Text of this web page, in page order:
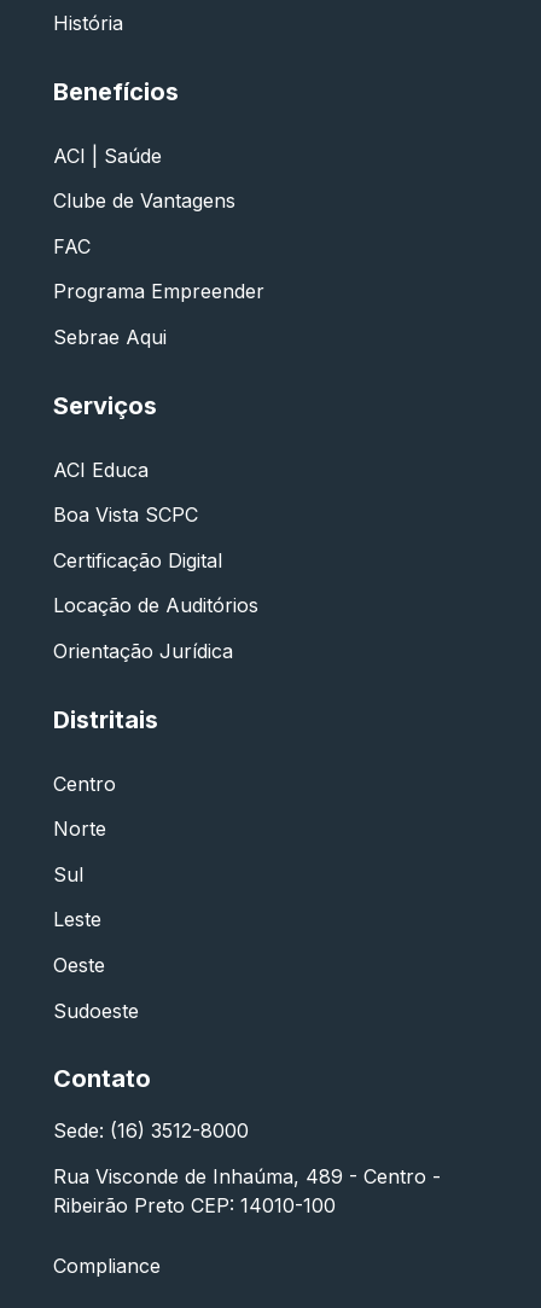
História
Benefícios
ACI | Saúde
Clube de Vantagens
FAC
Programa Empreender
Sebrae Aqui
Serviços
ACI Educa
Boa Vista SCPC
Certificação Digital
Locação de Auditórios
Orientação Jurídica
Distritais
Centro
Norte
Sul
Leste
Oeste
Sudoeste
Contato
Sede: (16) 3512-8000
Rua Visconde de Inhaúma, 489 - Centro -
Ribeirão Preto CEP: 14010-100
Compliance